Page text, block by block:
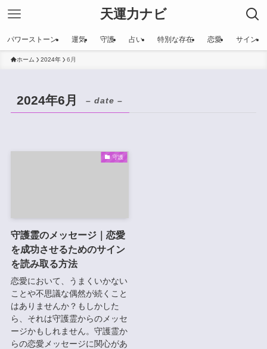
天運力ナビ
パワーストーン 運気 守護 占い 特別な存在 恋愛 サイン
ホーム 2024年 6月
2024年6月 – date –
守護
守護霊のメッセージ｜恋愛
を成功させるためのサイン
を読み取る方法
恋愛において、うまくいかない
ことや不思議な偶然が続くこと
はありませんか？もしかした
ら、それは守護霊からのメッセ
ージかもしれません。守護霊か
らの恋愛メッセージに関心があ